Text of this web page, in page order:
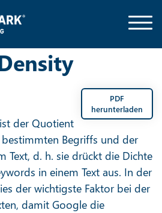
PDF
herunterladen
der Quotient
Begriffs und der
Text, d. h. sie drückt die Dichte
in einem Text aus. In der
der wichtigste Faktor bei der
damit Google die